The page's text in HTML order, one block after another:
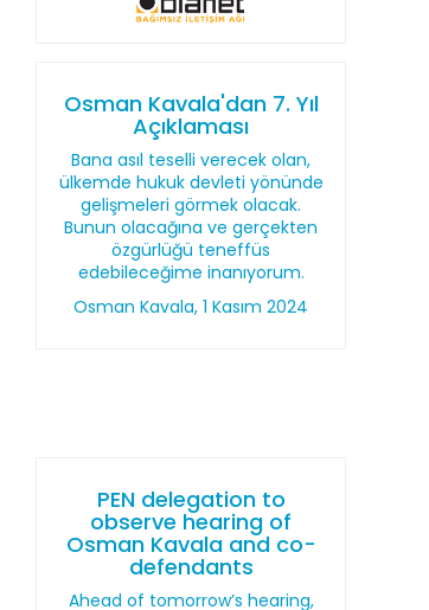
Osman Kavala'dan 7. Yıl
Açıklaması
Bana asıl teselli verecek olan,
ülkemde hukuk devleti yönünde
gelişmeleri görmek olacak.
Bunun olacağına ve gerçekten
özgürlüğü teneffüs
edebileceğime inanıyorum.
Osman Kavala, 1 Kasım 2024
PEN delegation to
observe hearing of
Osman Kavala and co-
defendants
Ahead of tomorrow’s hearing,